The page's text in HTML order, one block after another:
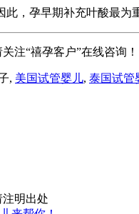
，孕早期补充叶酸最
注“禧孕客户”在线咨询！
, 美国试管婴儿, 泰国试管
注明出处